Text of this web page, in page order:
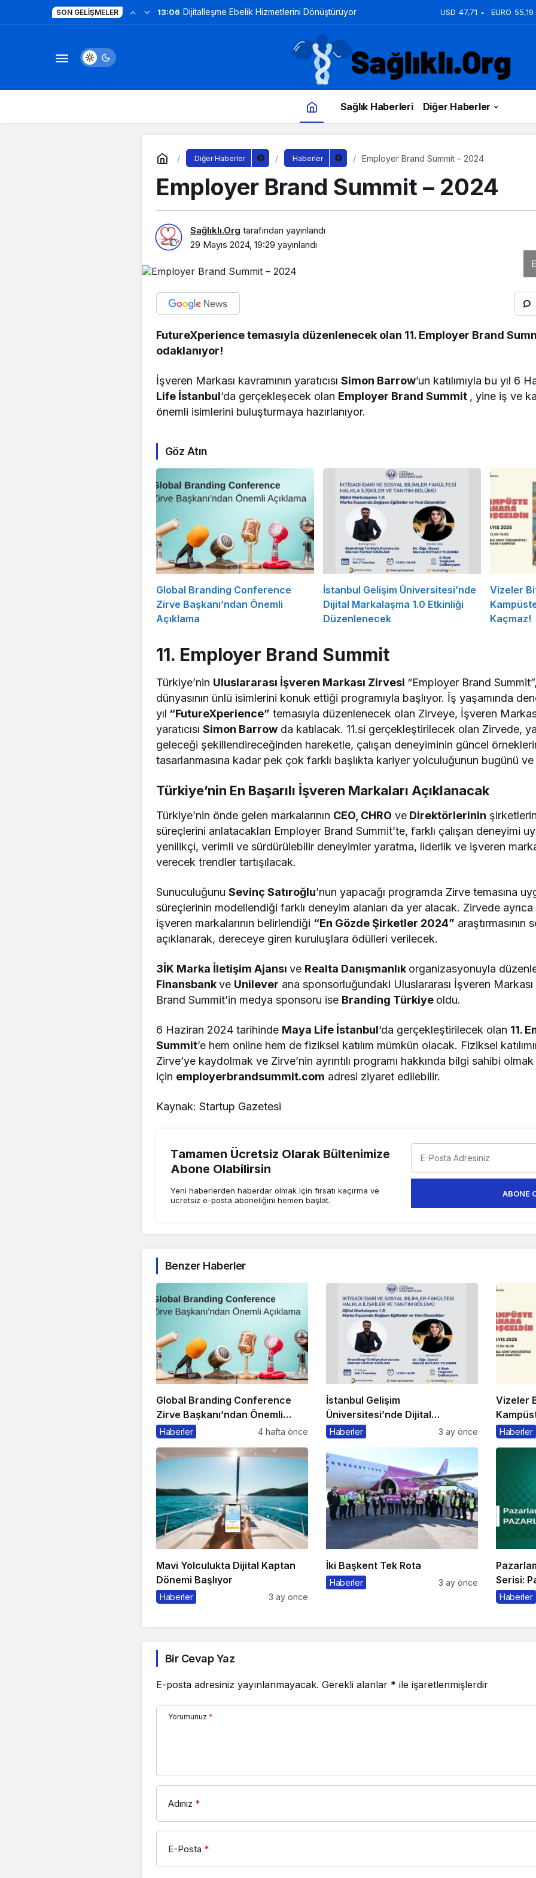
SON GELIŞMELER 13:06 Dijitalleşme Ebelik Hizmetlerini Dönüştürüyor USD 47,71 EURO 55,19
Sağlık Haberleri Diğer Haberler
Diğer Haberler Haberler Employer Brand Summit – 2024
Employer Brand Summit – 2024
Sağlıklı.Org tarafından yayınlandı
29 Mayıs 2024, 19:29 yayınlandı
FutureXperience temasıyla düzenlenecek olan 11. Employer Brand
odaklanıyor!
İşveren Markası kavramının yaratıcısıSimon Barrow’un katılımıyla bu yıl 6
Life İstanbul‘da gerçekleşecek olan Employer Brand Summit , yine iş ve
önemli isimlerini buluşturmaya hazırlanıyor.
Göz Atın
Global Branding Conference
Zirve Başkanı’ndan Önemli
Açıklama
İstanbul Gelişim Üniversitesi’nde
Dijital Markalaşma 1.0 Etkinliği
Düzenlenecek
Vizeler
Kaçmaz!
11. Employer Brand Summit
Türkiye’nin Uluslararası İşveren Markası Zirvesi “Employer Brand
dünyasının ünlü isimlerini konuk ettiği programıyla başlıyor. İş yaşamında
yıl “FutureXperience” temasıyla düzenlenecek olan Zirveye, İşveren
yaratıcısıSimon Barrow da katılacak. 11.si gerçekleştirilecek olan Zirvede,
geleceği şekillendireceğinden hareketle, çalışan deneyiminin güncel
tasarlanmasına kadar pek çok farklı başlıkta kariyer yolculuğunun bugünü
Türkiye’nin En Başarılı İşveren Markaları Açıklanacak
Türkiye’nin önde gelen markalarının CEO, CHRO ve Direktörlerinin
süreçlerini anlatacakları Employer Brand Summit’te, farklı çalışan deneyimi
yenilikçi, verimli ve sürdürülebilir deneyimler yaratma, liderlik ve işveren
verecek trendler tartışılacak.
SunuculuğunuSevinç Satıroğlu’nun yapacağı programda Zirve temasına
süreçlerinin modellendiği farklı deneyim alanları da yer alacak. Zirvede ayrıca
işveren markalarının belirlendiği “En Gözde Şirketler 2024” araştırmasının
açıklanarak, dereceye giren kuruluşlara ödülleri verilecek.
3İK Marka İletişim Ajansıve Realta Danışmanlık organizasyonuyla
Finansbankve Unilever ana sponsorluğundaki Uluslararası İşveren
Brand Summit’in medya sponsoru ise Branding Türkiye oldu.
6 Haziran 2024 tarihinde Maya Life İstanbul‘da gerçekleştirilecek olan 11.
Summit’e hem online hem de fiziksel katılım mümkün olacak. Fiziksel
Zirve’ye kaydolmak ve Zirve’nin ayrıntılı programı hakkında bilgi sahibi olmak
için employerbrandsummit.com adresi ziyaret edilebilir.
Kaynak: Startup Gazetesi
Tamamen Ücretsiz Olarak Bültenimize
Abone Olabilirsin
Yeni haberlerden haberdar olmak için fırsatı kaçırma ve
ücretsiz e-posta aboneliğini hemen başlat.
ABONE
Benzer Haberler
Global Branding Conference
Zirve Başkanı’ndan Önemli
Açıklama
Haberler 4 hafta önce
İstanbul Gelişim
Üniversitesi’nde Dijital
Markalaşma 1.0 Etkinliği
Haberler 3 ay önce
Vizeler
Haberler
Mavi Yolculukta Dijital Kaptan
Dönemi Başlıyor
Haberler 3 ay önce
İki Başkent Tek Rota
Haberler 3 ay önce
Serisi:
Haberler
Bir Cevap Yaz
E-posta adresiniz yayınlanmayacak. Gerekli alanlar * ile işaretlenmişlerdir
Yorumunuz *
Adınız *
E-Posta *